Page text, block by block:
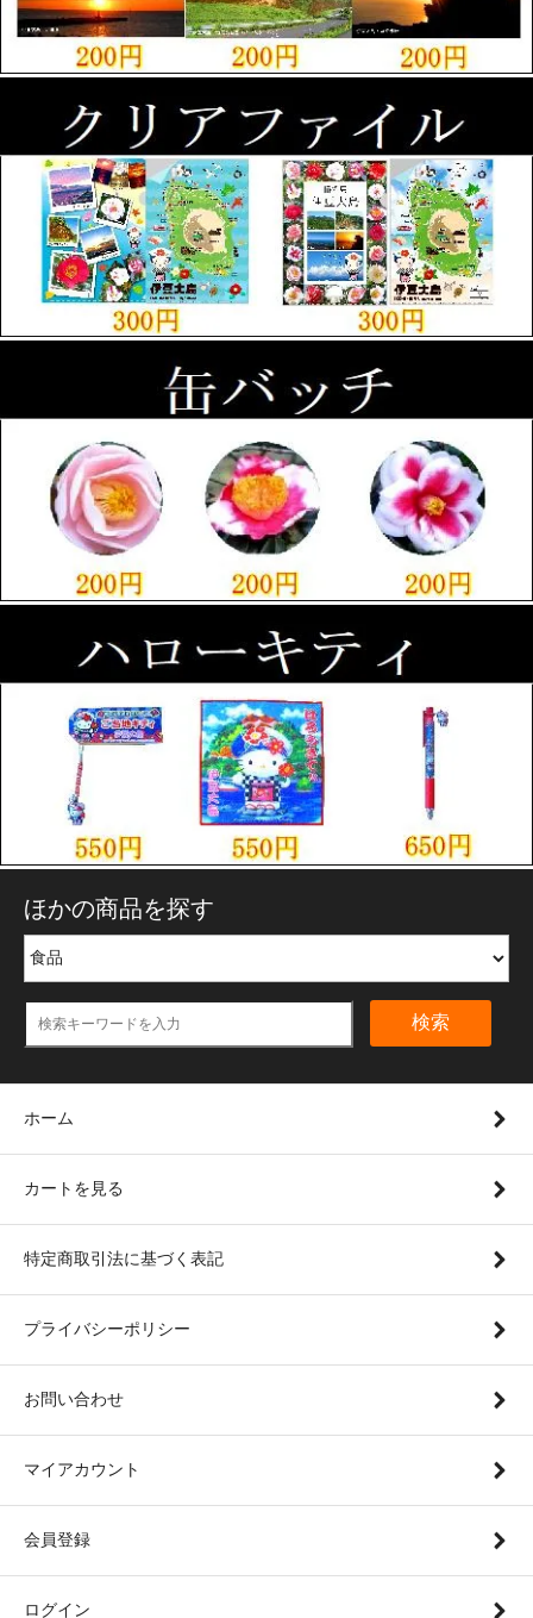
ほかの商品を探す
検索
ホーム
カートを見る
特定商取引法に基づく表記
プライバシーポリシー
お問い合わせ
マイアカウント
会員登録
ログイン